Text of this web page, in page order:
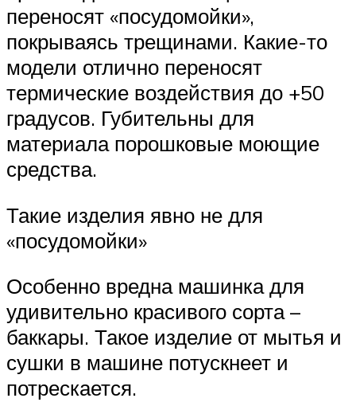
переносят «посудомойки»,
покрываясь трещинами. Какие-то
модели отлично переносят
термические воздействия до +50
градусов. Губительны для
материала порошковые моющие
средства.
Такие изделия явно не для
«посудомойки»
Особенно вредна машинка для
удивительно красивого сорта –
баккары. Такое изделие от мытья и
сушки в машине потускнеет и
потрескается.